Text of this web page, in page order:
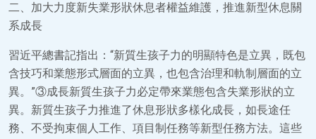
二、加大力度新失業形狀休息者權益維護，推進新型休息關
系成長
習近平總書記指出：“新質生孩子力的明顯特色是立異，既包
含技巧和業態形式層面的立異，也包含治理和軌制層面的立
異。”③成長新質生孩子力必定帶來業態包含失業形狀的立
異。新質生孩子力推進了休息形狀多樣化成長，如長途任
務、不受拘束個人工作、項目制任務等新型任務方法。這些